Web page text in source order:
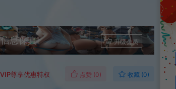
息保真! 升级会员
尊享优惠特权 点赞 (0) 收藏 (0)